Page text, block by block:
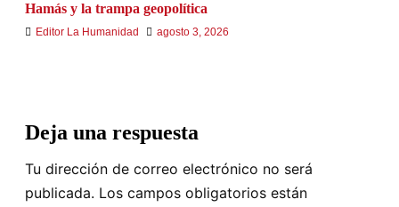
Hamás y la trampa geopolítica
Editor La Humanidad agosto 3, 2026
Deja una respuesta
Tu dirección de correo electrónico no será
publicada. Los campos obligatorios están